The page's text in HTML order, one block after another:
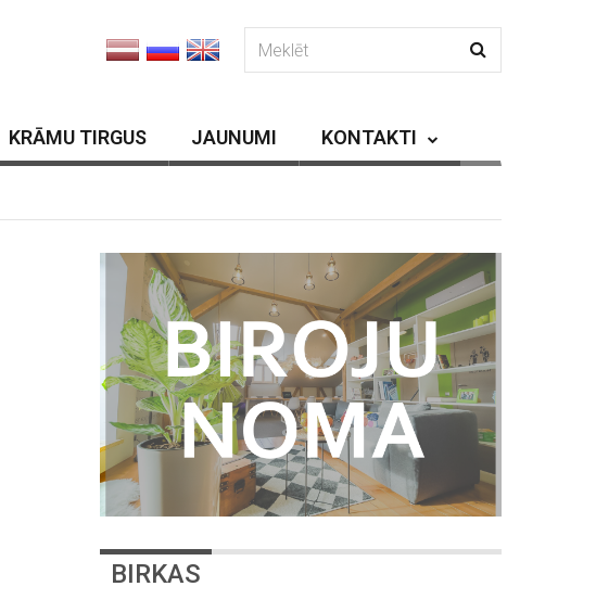
KRĀMU TIRGUS JAUNUMI KONTAKTI
BIRKAS